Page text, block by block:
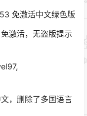
免激活中文绿色版
激活，无盗版提示
，删除了多国语言